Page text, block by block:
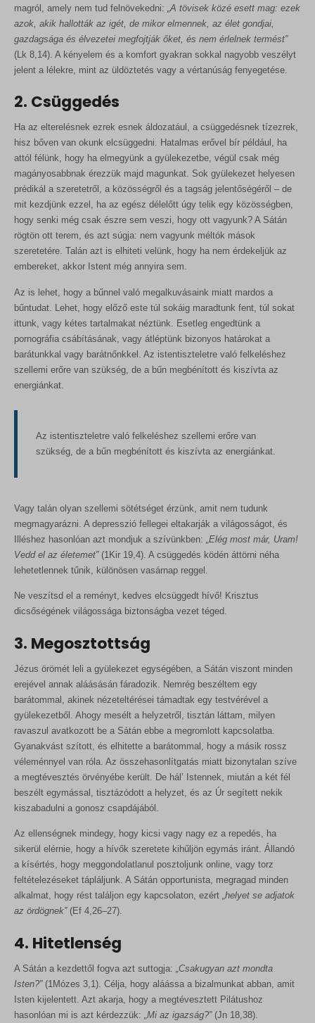
magról, amely nem tud felnövekedni: „A tövisek közé esett mag: ezek
azok, akik hallották az igét, de mikor elmennek, az élet gondjai,
gazdagsága és élvezetei megfojtják őket, és nem érlelnek termést”
(Lk 8,14). A kényelem és a komfort gyakran sokkal nagyobb veszélyt
jelent a lélekre, mint az üldöztetés vagy a vértanúság fenyegetése.
2. Csüggedés
Ha az elterelésnek ezrek esnek áldozatául, a csüggedésnek tízezrek,
hisz bőven van okunk elcsüggedni. Hatalmas erővel bír például, ha
attól félünk, hogy ha elmegyünk a gyülekezetbe, végül csak még
magányosabbnak érezzük majd magunkat. Sok gyülekezet helyesen
prédikál a szeretetről, a közösségről és a tagság jelentőségéről – de
mit kezdjünk ezzel, ha az egész délelőtt úgy telik egy közösségben,
hogy senki még csak észre sem veszi, hogy ott vagyunk? A Sátán
rögtön ott terem, és azt súgja: nem vagyunk méltók mások
szeretetére. Talán azt is elhiteti velünk, hogy ha nem érdekeljük az
embereket, akkor Istent még annyira sem.
Az is lehet, hogy a bűnnel való megalkuvásaink miatt mardos a
bűntudat. Lehet, hogy előző este túl sokáig maradtunk fent, túl sokat
ittunk, vagy kétes tartalmakat néztünk. Esetleg engedtünk a
pornográfia csábításának, vagy átléptünk bizonyos határokat a
barátunkkal vagy barátnőnkkel. Az istentiszteletre való felkeléshez
szellemi erőre van szükség, de a bűn megbénított és kiszívta az
energiánkat.
Az istentiszteletre való felkeléshez szellemi erőre van
szükség, de a bűn megbénított és kiszívta az energiánkat.
Vagy talán olyan szellemi sötétséget érzünk, amit nem tudunk
megmagyarázni. A depresszió fellegei eltakarják a világosságot, és
Illéshez hasonlóan azt mondjuk a szívünkben: „Elég most már, Uram!
Vedd el az életemet”(1Kir 19,4). A csüggedés ködén áttörni néha
lehetetlennek tűnik, különösen vasárnap reggel.
Ne veszítsd el a reményt, kedves elcsüggedt hívő! Krisztus
dicsőségének világossága biztonságba vezet téged.
3. Megosztottság
Jézus örömét leli a gyülekezet egységében, a Sátán viszont minden
erejével annak aláásásán fáradozik. Nemrég beszéltem egy
barátommal, akinek nézeteltérései támadtak egy testvérével a
gyülekezetből. Ahogy mesélt a helyzetről, tisztán láttam, milyen
ravaszul avatkozott be a Sátán ebbe a megromlott kapcsolatba.
Gyanakvást szított, és elhitette a barátommal, hogy a másik rossz
véleménnyel van róla. Az összehasonlítgatás miatt bizonytalan szíve
a megtévesztés örvényébe került. De hál’ Istennek, miután a két fél
beszélt egymással, tisztázódott a helyzet, és az Úr segített nekik
kiszabadulni a gonosz csapdájából.
Az ellenségnek mindegy, hogy kicsi vagy nagy ez a repedés, ha
sikerül elérnie, hogy a hívők szeretete kihűljön egymás iránt. Állandó
a kísértés, hogy meggondolatlanul posztoljunk online, vagy torz
feltételezéseket tápláljunk. A Sátán opportunista, megragad minden
alkalmat, hogy rést találjon egy kapcsolaton, ezért „helyet se adjatok
az ördögnek”(Ef 4,26–27).
4. Hitetlenség
A Sátán a kezdettől fogva azt suttogja: „Csakugyan azt mondta
Isten?”(1Mózes 3,1). Célja, hogy aláássa a bizalmunkat abban, amit
Isten kijelentett. Azt akarja, hogy a megtévesztett Pilátushoz
hasonlóan mi is azt kérdezzük: „Mi az igazság?”(Jn 18,38).